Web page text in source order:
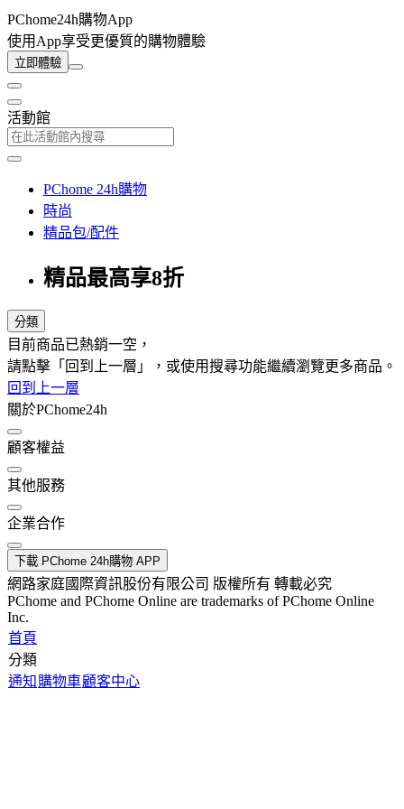
PChome24h購物App
使用App享受更優質的購物體驗
立即體驗
活動館
PChome 24h購物
時尚
精品包/配件
精品最高享8折
分類
目前商品已熱銷一空，
請點擊「回到上一層」，或使用搜尋功能繼續瀏覽更多商品。
回到上一層
關於PChome24h
顧客權益
其他服務
企業合作
下載 PChome 24h購物 APP
網路家庭國際資訊股份有限公司 版權所有 轉載必究
PChome and PChome Online are trademarks of PChome Online
Inc.
首頁
分類
通知 購物車顧客中心